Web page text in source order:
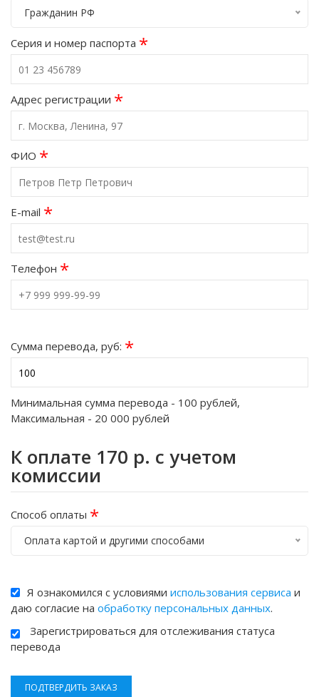
Гражданин РФ
Серия и номер паспорта *
Адрес регистрации *
ФИО *
E-mail *
Телефон *
Сумма перевода, руб: *
Минимальная сумма перевода - 100 рублей,
Максимальная - 20 000 рублей
К оплате 170 р. с учетом
комиссии
Способ оплаты *
Оплата картой и другими способами
Я ознакомился с условиями использования сервиса и
даю согласие на обработку персональных данных.
Зарегистрироваться для отслеживания статуса
перевода
ПОДТВЕРДИТЬ ЗАКАЗ